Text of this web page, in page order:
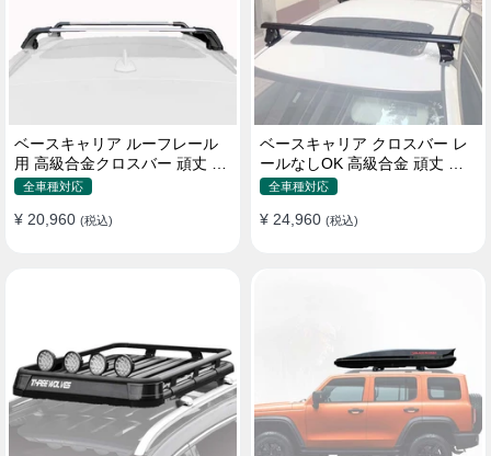
ベースキャリア ルーフレール
用 高級合金クロスバー 頑丈 ロ
ック付き ベースラックセット
全車種対応
¥ 20,960 (税込)
ベースキャリア クロスバー レ
ールなしOK 高級合金 頑丈 ロ
ック付き ベースラックセット
全車種対応
¥ 24,960 (税込)